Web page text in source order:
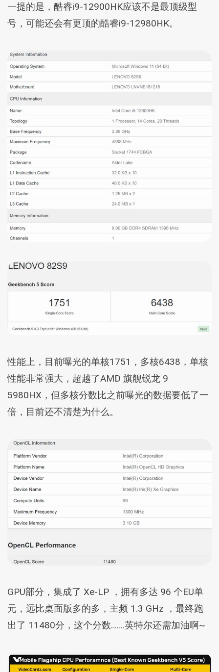
一提的是，酷睿i9-12900HK应该不是最顶级型
号，可能还会有更顶的酷睿i9-12980HK。
性能上，目前曝光的单核1751，多核6438，单核
性能非常强大，超越了AMD 旗舰锐龙 9
5980HX，但多核分数比之前曝光的数据要低了一
倍，目前还不清楚为什么。
GPU部分，集成了 Xe-LP ，拥有多达 96 个EU单
元，远比桌面版多的多，主频 1.3 GHz ，最终跑
出了 11480分，这个分数…….英特尔还需加油啊~